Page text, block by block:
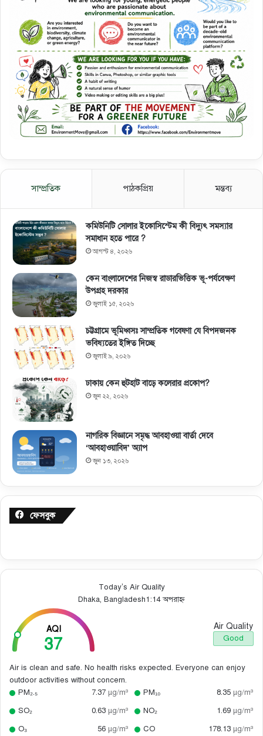
সাম্প্রতিক পাঠকপ্রিয় মন্তব্য
কমিউনিটি সোলার ইকোসিস্টেম কী বিদ্যুৎ সমস্যার
সমাধান হতে পারে ?
আগস্ট ৪, ২০২৬
কেন বাংলাদেশের নিজস্ব রাডারভিত্তিক ভূ-পর্যবেক্ষণ
উপগ্রহ দরকার
জুলাই ১৫, ২০২৬
চট্টগ্রামে ভূমিধ্বসঃ সাম্প্রতিক গবেষণা যে বিপদজনক
ভবিষ্যতের ইঙ্গিত দিচ্ছে
জুলাই ৯, ২০২৬
ঢাকায় কেন হুটহাট বাড়ে কলেরার প্রকোপ?
জুন ২২, ২০২৬
নাগরিক বিজ্ঞানে সমৃদ্ধ আবহাওয়া বার্তা দেবে
‘আবহাওয়াবিদ’ অ্যাপ
জুন ১৩, ২০২৬
ফেসবুক
Today’s Air Quality
Dhaka, Bangladesh1:14 অপরাহ্ন
AQI
37
Air Quality
Good
Air is clean and safe. No health risks expected. Everyone can enjoy
outdoor activities without concern.
PM₂.₅
7.37 µg/m³ PM₁₀ 8.35 µg/m³
SO₂
0.63 µg/m³ NO₂ 1.69 µg/m³
O₃
56 µg/m³ CO 178.13 µg/m³